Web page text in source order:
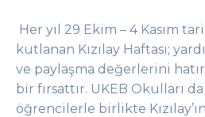
Her yıl 29 Ekim – 4 Kasım
kutlanan Kızılay Haftası;
ve paylaşma değerlerini
bir fırsattır. UKEB Okulları
öğrencilerle birlikte